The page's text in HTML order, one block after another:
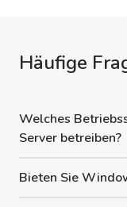
Häufige
Welches
Server betreiben?
Bieten Sie